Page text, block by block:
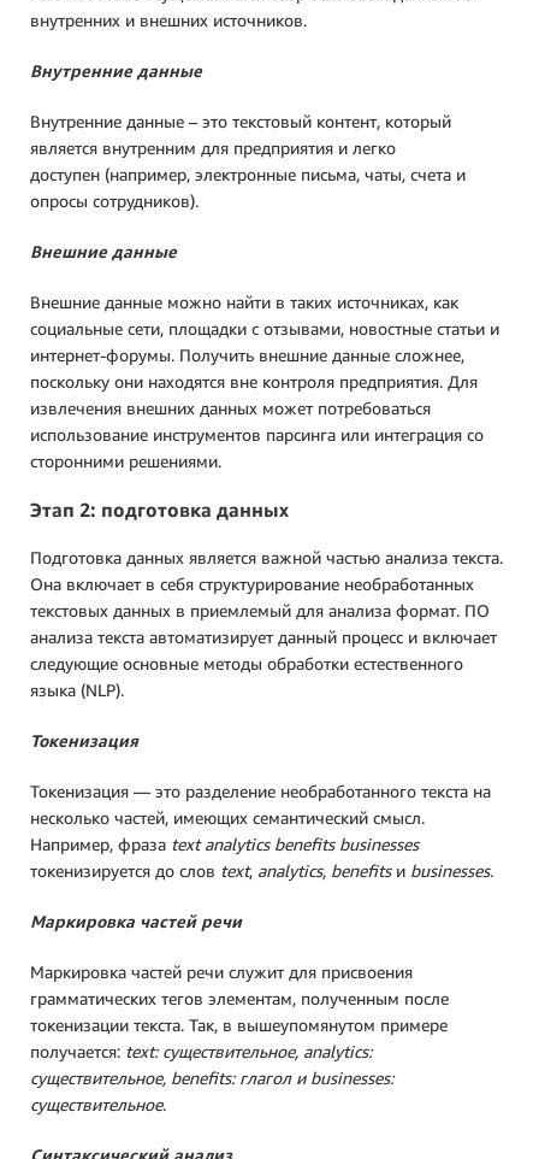
внутренних и внешних источников.
Внутренние данные
Внутренние данные – это текстовый контент, который
является внутренним для предприятия и легко
доступен (например, электронные письма, чаты, счета и
опросы сотрудников).
Внешние данные
Внешние данные можно найти в таких источниках, как
социальные сети, площадки с отзывами, новостные статьи и
интернет-форумы. Получить внешние данные сложнее,
поскольку они находятся вне контроля предприятия. Для
извлечения внешних данных может потребоваться
использование инструментов парсинга или интеграция со
сторонними решениями.
Этап 2: подготовка данных
Подготовка данных является важной частью анализа текста.
Она включает в себя структурирование необработанных
текстовых данных в приемлемый для анализа формат. ПО
анализа текста автоматизирует данный процесс и включает
следующие основные методы обработки естественного
языка (NLP).
Токенизация
Токенизация — это разделение необработанного текста на
несколько частей, имеющих семантический смысл.
Например, фраза text analytics benefits businesses
токенизируется до слов text, analytics, benefitsи businesses.
Маркировка частей речи
Маркировка частей речи служит для присвоения
грамматических тегов элементам, полученным после
токенизации текста. Так, в вышеупомянутом примере
получается: text: существительное, analytics:
существительное, benefits: глагол и businesses:
существительное.